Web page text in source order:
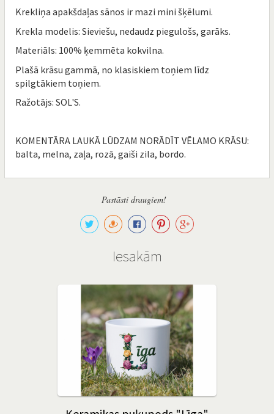
Krekliņa apakšdaļas sānos ir mazi mini šķēlumi.
Krekla modelis: Sieviešu, nedaudz piegulošs, garāks.
Materiāls: 100% ķemmēta kokvilna.
Plašā krāsu gammā, no klasiskiem toņiem līdz
spilgtākiem toņiem.
Ražotājs: SOL'S.
KOMENTĀRA LAUKĀ LŪDZAM NORĀDĪT VĒLAMO KRĀSU:
balta, melna, zaļa, rozā, gaiši zila, bordo.
Pastāsti draugiem!
Iesakām